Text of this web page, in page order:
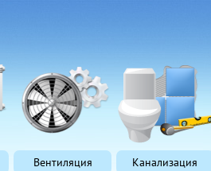
Вентиляция Канализация